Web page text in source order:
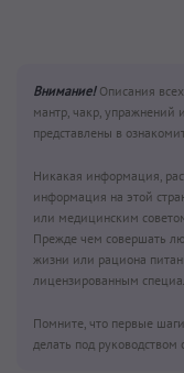
Внимание!Описания
мантр, чакр, упражнений
представлены в
Никакая информация,
информация на этой
или медицинским
Прежде чем совершать
жизни или рациона
лицензированным
Помните, что первые
делать под руководством